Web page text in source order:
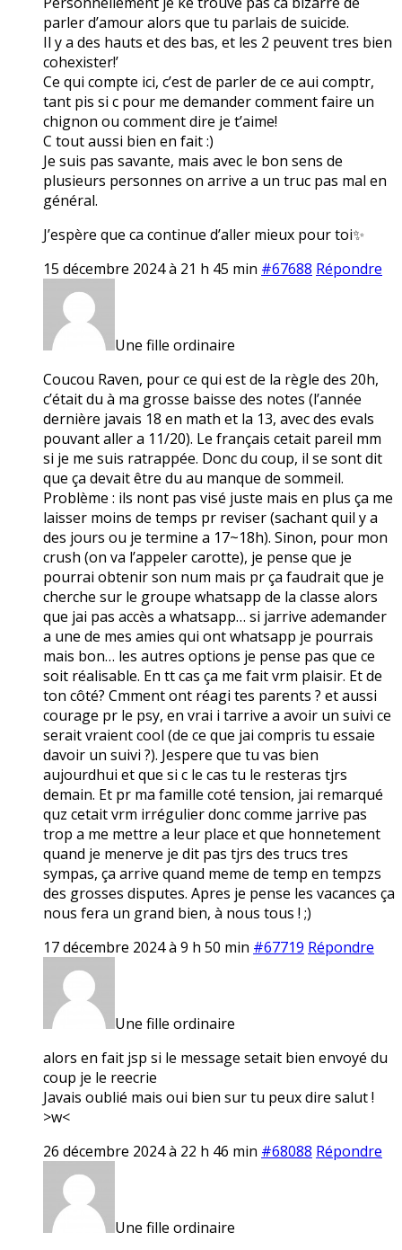
parler d’amour alors que tu parlais de suicide.
Il y a des hauts et des bas, et les 2 peuvent tres bien
cohexister!’
Ce qui compte ici, c’est de parler de ce aui comptr,
tant pis si c pour me demander comment faire un
chignon ou comment dire je t’aime!
C tout aussi bien en fait :)
Je suis pas savante, mais avec le bon sens de
plusieurs personnes on arrive a un truc pas mal en
général.
J’espère que ca continue d’aller mieux pour toi✨
15 décembre 2024 à 21 h 45 min #67688 Répondre
Une fille ordinaire
Coucou Raven, pour ce qui est de la règle des 20h,
c’était du à ma grosse baisse des notes (l’année
dernière javais 18 en math et la 13, avec des evals
pouvant aller a 11/20). Le français cetait pareil mm
si je me suis ratrappée. Donc du coup, il se sont dit
que ça devait être du au manque de sommeil.
Problème : ils nont pas visé juste mais en plus ça me
laisser moins de temps pr reviser (sachant quil y a
des jours ou je termine a 17~18h). Sinon, pour mon
crush (on va l’appeler carotte), je pense que je
pourrai obtenir son num mais pr ça faudrait que je
cherche sur le groupe whatsapp de la classe alors
que jai pas accès a whatsapp… si jarrive ademander
a une de mes amies qui ont whatsapp je pourrais
mais bon… les autres options je pense pas que ce
soit réalisable. En tt cas ça me fait vrm plaisir. Et de
ton côté? Cmment ont réagi tes parents ? et aussi
courage pr le psy, en vrai i tarrive a avoir un suivi ce
serait vraient cool (de ce que jai compris tu essaie
davoir un suivi ?). Jespere que tu vas bien
aujourdhui et que si c le cas tu le resteras tjrs
demain. Et pr ma famille coté tension, jai remarqué
quz cetait vrm irrégulier donc comme jarrive pas
trop a me mettre a leur place et que honnetement
quand je menerve je dit pas tjrs des trucs tres
sympas, ça arrive quand meme de temp en tempzs
des grosses disputes. Apres je pense les vacances ça
nous fera un grand bien, à nous tous ! ;)
17 décembre 2024 à 9 h 50 min #67719 Répondre
Une fille ordinaire
alors en fait jsp si le message setait bien envoyé du
coup je le reecrie
Javais oublié mais oui bien sur tu peux dire salut !
>w<
26 décembre 2024 à 22 h 46 min #68088 Répondre
Une fille ordinaire